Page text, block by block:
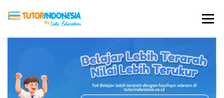
Menu
ABOUT US JADI PENGAJAR
BIAYA LES TESTIMONI PROFIL ALUMNI